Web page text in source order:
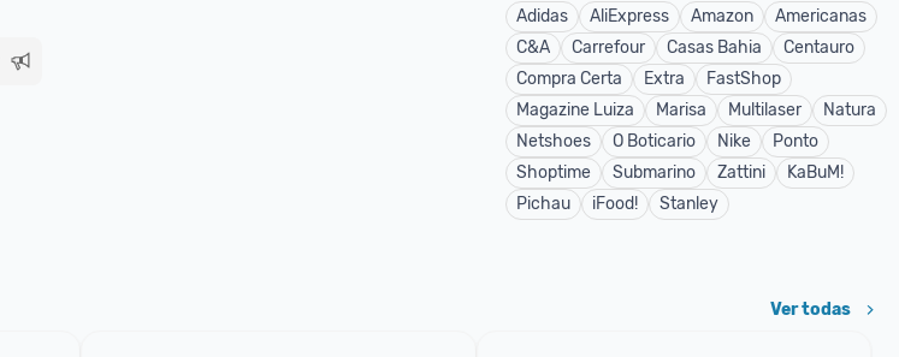
Adidas AliExpress Amazon
Americanas
C&A
Carrefour Casas Bahia
Centauro
Compra Certa
Extra
FastShop
Magazine Luiza
Marisa Multilaser
Natura
Netshoes
O Boticario Nike
Ponto
Shoptime
Submarino Zattini
KaBuM!
Pichau
iFood! Stanley
Ver todas